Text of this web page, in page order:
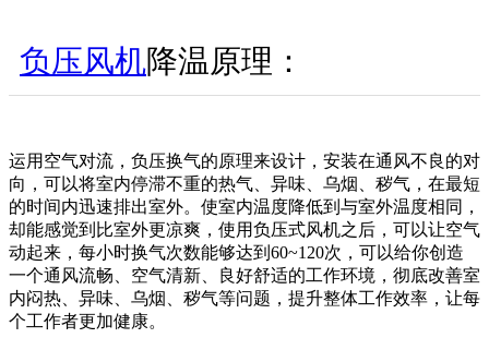
负压风机降温原理：
运用空气对流，负压换气的原理来设计，安装在通风不良的对
向，可以将室内停滞不重的热气、异味、乌烟、秽气，在最短
的时间内迅速排出室外。使室内温度降低到与室外温度相同，
却能感觉到比室外更凉爽，使用负压式风机之后，可以让空气
动起来，每小时换气次数能够达到60~120次，可以给你创造
一个通风流畅、空气清新、良好舒适的工作环境，彻底改善室
内闷热、异味、乌烟、秽气等问题，提升整体工作效率，让每
个工作者更加健康。